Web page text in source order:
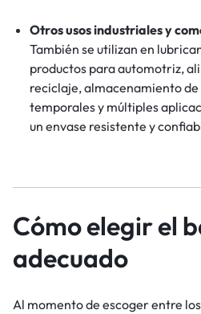
Otros usos industriales y
También se utilizan en
productos para automotriz,
reciclaje, almacenamiento
temporales y múltiples
un envase resistente y
Cómo elegir el
adecuado
Al momento de escoger entre